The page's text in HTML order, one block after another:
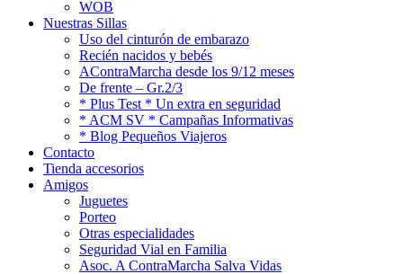
WOB
Nuestras Sillas
Uso del cinturón de embarazo
Recién nacidos y bebés
AContraMarcha desde los 9/12 meses
De frente – Gr.2/3
* Plus Test * Un extra en seguridad
* ACM SV * Campañas Informativas
* Blog Pequeños Viajeros
Contacto
Tienda accesorios
Amigos
Juguetes
Porteo
Otras especialidades
Seguridad Vial en Familia
Asoc. A ContraMarcha Salva Vidas